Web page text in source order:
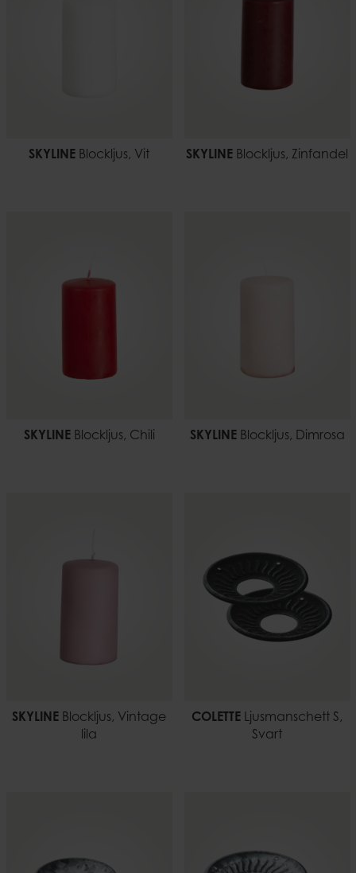
SKYLINE Blockljus, Vit SKYLINE Blockljus, Zinfandel
SKYLINEBlockljus, Chili SKYLINEBlockljus, Dimrosa
SKYLINE Blockljus, Vintage
lila
COLETTE Ljusmanschett S,
Svart